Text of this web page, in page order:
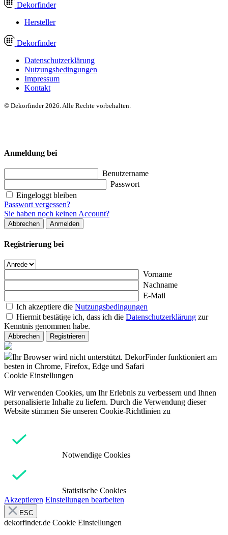
Dekorfinder
Hersteller
Dekorfinder
Datenschutzerklärung
Nutzungsbedingungen
Impressum
Kontakt
© Dekorfinder 2026. Alle Rechte vorbehalten.
Anmeldung bei
Benutzername
Passwort
Eingeloggt bleiben
Passwort vergessen?
Sie haben noch keinen Account?
Abbrechen Anmelden
Registrierung bei
Vorname
Nachname
E-Mail
Ich akzeptiere die Nutzungsbedingungen
Hiermit bestätige ich, dass ich die Datenschutzerklärung zur
Kenntnis genommen habe.
Abbrechen Registrieren
Ihr Browser wird nicht unterstützt. DekorFinder funktioniert am
besten in Chrome, Firefox, Edge und Safari
Cookie Einstellungen
Wir verwenden Cookies, um Ihr Erlebnis zu verbessern und Ihnen
personalisierte Inhalte zu liefern. Durch die Verwendung dieser
Website stimmen Sie unseren Cookie-Richtlinien zu
Notwendige Cookies
Statistische Cookies
Akzeptieren Einstellungen bearbeiten
ESC
dekorfinder.de Cookie Einstellungen